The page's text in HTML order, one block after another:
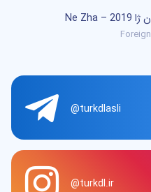
Ne Zha – ن ژا 2019
Foreign
@turkdlasli
@turkdl.ir